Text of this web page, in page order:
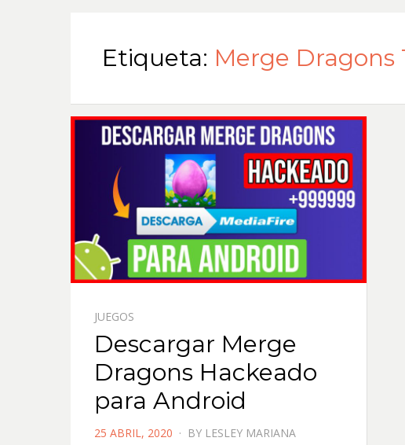
Etiqueta: Merge Dragons
JUEGOS
Descargar Merge
Dragons Hackeado
para Android
POSTED
25 ABRIL, 2020 BY LESLEY MARIANA